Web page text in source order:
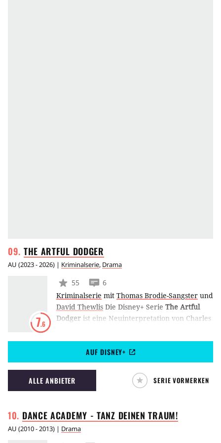
THE ARTFUL DODGER
AU (2023 - 2026) | Kriminalserie, Drama
7.6
55
6
Kriminalserie mit Thomas Brodie-Sangster und
David Thewlis Die Disney+ Serie The Artful
Dodger ist eine Neuinterpretation von Charles
Australien der 1850er Jahre ein Doppelleben
als Chirurg und Meisterdieb zwischen
aufregenden Heists und gefährlichen
AUF DISNEY+
ALLE ANBIETER SERIE VORMERKEN
DANCE ACADEMY - TANZ DEINENTRAUM!
AU (2010 - 2013) | Drama